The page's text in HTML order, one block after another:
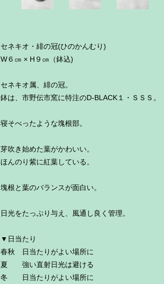
セネキオ・緋の冠(ひのかんむり)
W６㎝ × H９㎝（鉢込)
セネキオ属、緋の冠。
鉢は、市野伝市窯に特注のD-BLACK１・ＳＳＳ。
寝そべったような塊根部。
芽吹き始めた葉がかわいい。
ほんのり紫に紅葉している。
塊根と葉のバランスが面白い。
日光をたっぷり与え、風通し良く管理。
▼日当たり
春秋 日当たりがよい場所に
夏 強い直射日光は避ける
冬 日当たりがよい場所に